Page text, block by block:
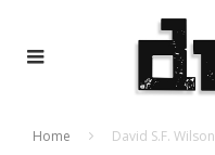
Home David S.F. Wilson